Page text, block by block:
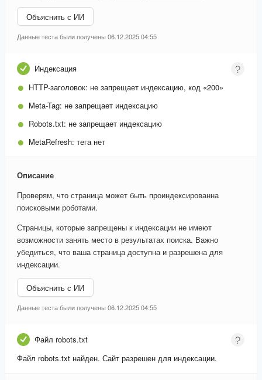
Объяснить с ИИ
Данные теста были получены 06.12.2025 04:55
Индексация
HTTP-заголовок: не запрещает индексацию, код «200»
Meta-Tag: не запрещает индексацию
Robots.txt: не запрещает индексацию
MetaRefresh: тега нет
Описание
Проверям, что страница может быть проиндексированна
поисковыми роботами.
Страницы, которые запрещены к индексации не имеют
возможности занять место в результатах поиска. Важно
убедиться, что ваша страница доступна и разрешена для
индексации.
Объяснить с ИИ
Данные теста были получены 06.12.2025 04:55
Файл robots.txt
Файл robots.txt найден. Сайт разрешен для индексации.